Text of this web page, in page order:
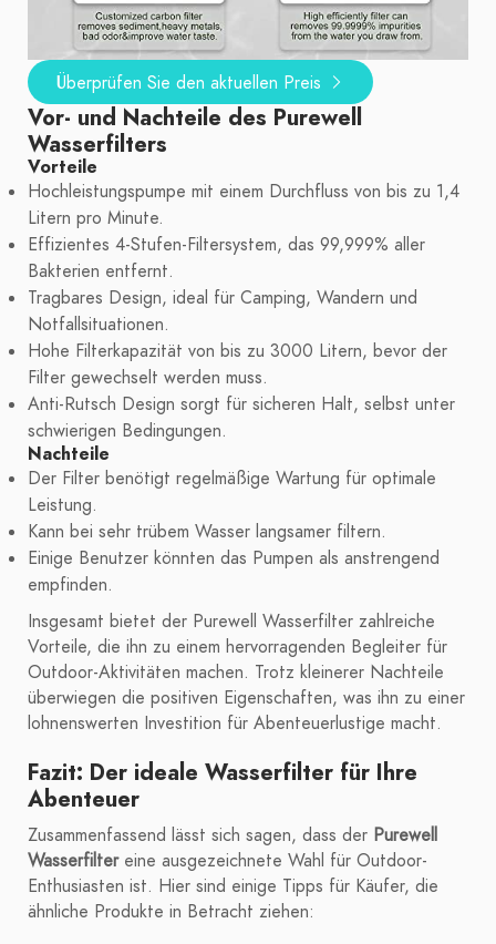
Überprüfen Sie den aktuellen Preis
Vor- und Nachteile des Purewell
Wasserfilters
Vorteile
Hochleistungspumpe mit einem Durchfluss von bis zu 1,4
Litern pro Minute.
Effizientes 4-Stufen-Filtersystem, das 99,999% aller
Bakterien entfernt.
Tragbares Design, ideal für Camping, Wandern und
Notfallsituationen.
Hohe Filterkapazität von bis zu 3000 Litern, bevor der
Filter gewechselt werden muss.
Anti-Rutsch Design sorgt für sicheren Halt, selbst unter
schwierigen Bedingungen.
Nachteile
Der Filter benötigt regelmäßige Wartung für optimale
Leistung.
Kann bei sehr trübem Wasser langsamer filtern.
Einige Benutzer könnten das Pumpen als anstrengend
empfinden.
Insgesamt bietet der Purewell Wasserfilter zahlreiche
Vorteile, die ihn zu einem hervorragenden Begleiter für
Outdoor-Aktivitäten machen. Trotz kleinerer Nachteile
überwiegen die positiven Eigenschaften, was ihn zu einer
lohnenswerten Investition für Abenteuerlustige macht.
Fazit: Der ideale Wasserfilter für Ihre
Abenteuer
Zusammenfassend lässt sich sagen, dass der Purewell
Wasserfiltereine ausgezeichnete Wahl für Outdoor-
Enthusiasten ist. Hier sind einige Tipps für Käufer, die
ähnliche Produkte in Betracht ziehen: